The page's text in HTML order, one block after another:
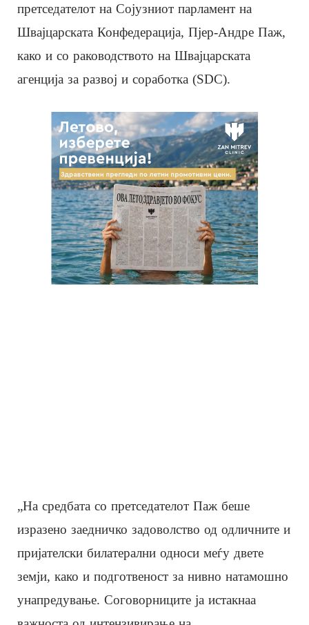
претседателот на Сојузниот парламент на
Швајцарската Конфедерација, Пјер-Андре Паж,
како и со раководството на Швајцарската
агенција за развој и соработка (SDC).
„На средбата со претседателот Паж беше
изразено заедничко задоволство од одличните и
пријателски билатерални односи меѓу двете
земји, како и подготвеност за нивно натамошно
унапредување. Соговорниците ја истакнаа